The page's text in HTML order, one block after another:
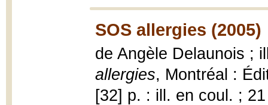
SOS allergies (2005)
de Angèle Delaunois ;
allergies, Montréal :
[32] p. : ill. en coul. ;